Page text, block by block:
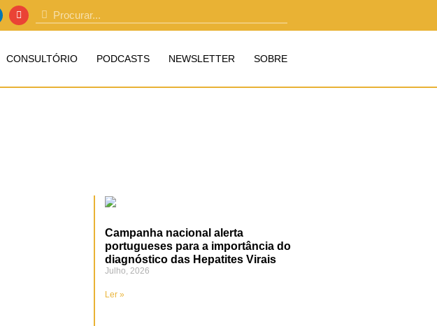
CONSULTÓRIO PODCASTS NEWSLETTER SOBRE
Campanha nacional alerta
portugueses para a importância do
diagnóstico das Hepatites Virais
Julho, 2026
Ler »